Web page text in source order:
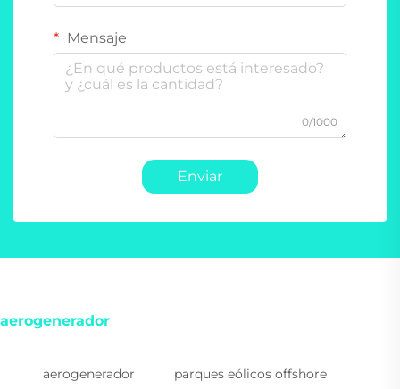
Mensaje
0/1000
Enviar
aerogenerador
aerogenerador parques eólicos offshore